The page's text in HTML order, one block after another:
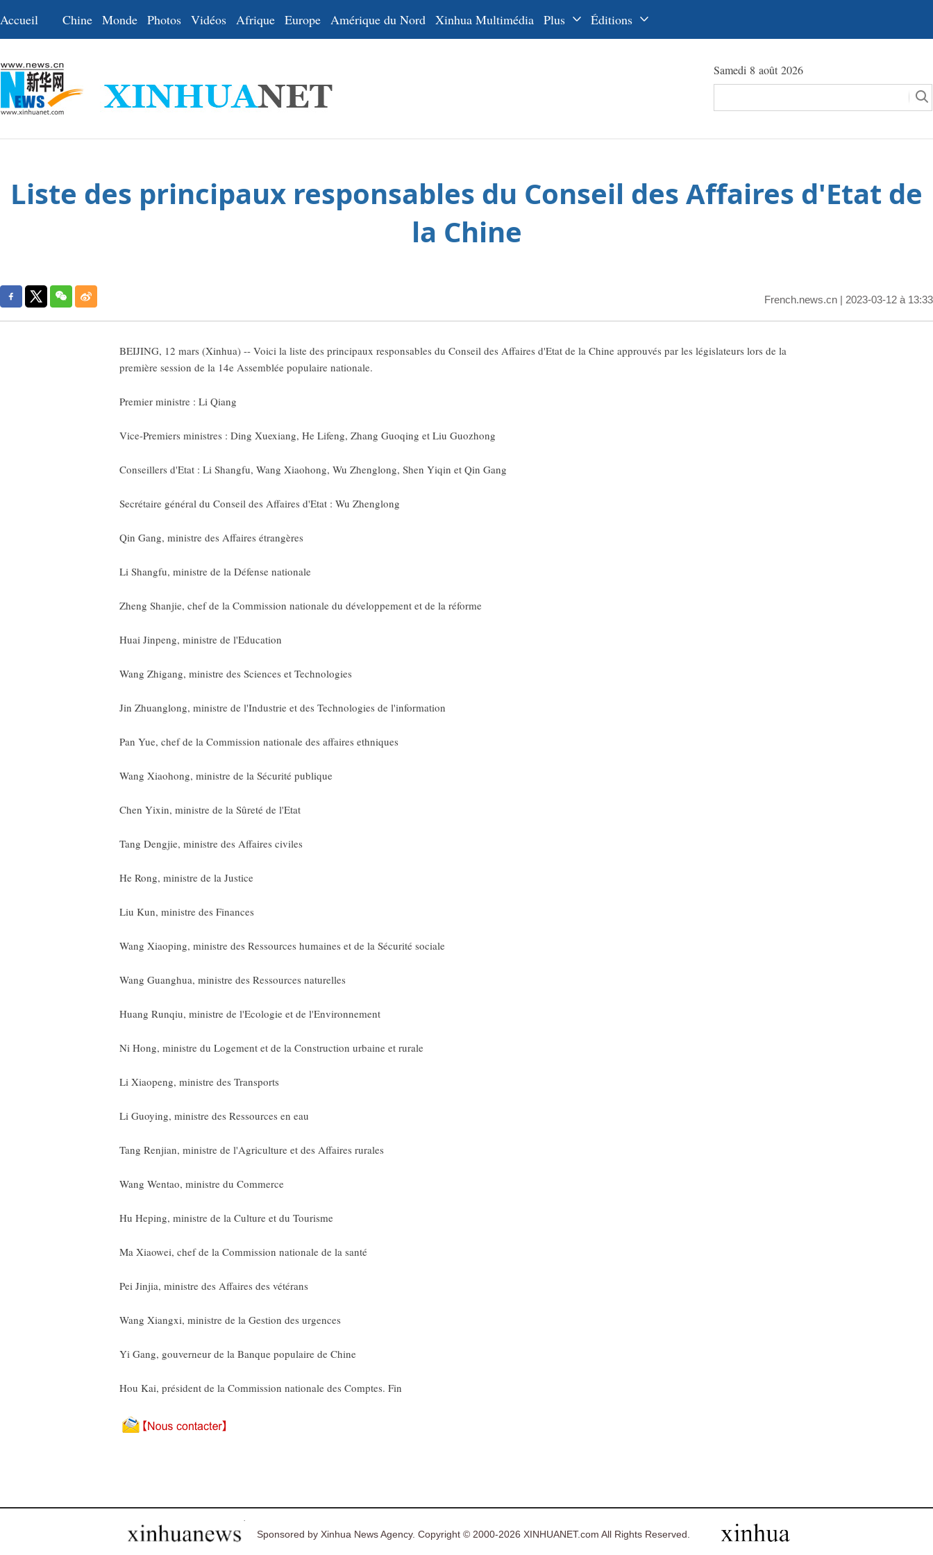
Accueil Chine Monde Photos Vidéos Afrique Europe Amérique du Nord Xinhua Multimédia Plus Éditions
عربي
Samedi 8 août 2026
Liste des principaux responsables du Conseil des Affaires d'Etat de
la Chine
French.news.cn | 2023-03-12 à 13:33
BEIJING, 12 mars (Xinhua) -- Voici la liste des principaux responsables du Conseil des Affaires d'Etat de la Chine approuvés par les législateurs lors de la
première session de la 14e Assemblée populaire nationale.
Premier ministre : Li Qiang
Vice-Premiers ministres : Ding Xuexiang, He Lifeng, Zhang Guoqing et Liu Guozhong
Conseillers d'Etat : Li Shangfu, Wang Xiaohong, Wu Zhenglong, Shen Yiqin et Qin Gang
Secrétaire général du Conseil des Affaires d'Etat : Wu Zhenglong
Qin Gang, ministre des Affaires étrangères
Li Shangfu, ministre de la Défense nationale
Zheng Shanjie, chef de la Commission nationale du développement et de la réforme
Huai Jinpeng, ministre de l'Education
Wang Zhigang, ministre des Sciences et Technologies
Jin Zhuanglong, ministre de l'Industrie et des Technologies de l'information
Pan Yue, chef de la Commission nationale des affaires ethniques
Wang Xiaohong, ministre de la Sécurité publique
Chen Yixin, ministre de la Sûreté de l'Etat
Tang Dengjie, ministre des Affaires civiles
He Rong, ministre de la Justice
Liu Kun, ministre des Finances
Wang Xiaoping, ministre des Ressources humaines et de la Sécurité sociale
Wang Guanghua, ministre des Ressources naturelles
Huang Runqiu, ministre de l'Ecologie et de l'Environnement
Ni Hong, ministre du Logement et de la Construction urbaine et rurale
Li Xiaopeng, ministre des Transports
Li Guoying, ministre des Ressources en eau
Tang Renjian, ministre de l'Agriculture et des Affaires rurales
Wang Wentao, ministre du Commerce
Hu Heping, ministre de la Culture et du Tourisme
Ma Xiaowei, chef de la Commission nationale de la santé
Pei Jinjia, ministre des Affaires des vétérans
Wang Xiangxi, ministre de la Gestion des urgences
Yi Gang, gouverneur de la Banque populaire de Chine
Hou Kai, président de la Commission nationale des Comptes. Fin
Sponsored by Xinhua News Agency. Copyright © 2000-2026 XINHUANET.com All Rights Reserved.